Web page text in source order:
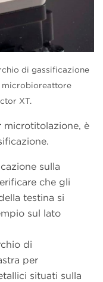
di gassificazione
microbioreattore
XT.
microtitolazione, è
sulla
che gli
testina si
sul lato
di
per
situati sulla